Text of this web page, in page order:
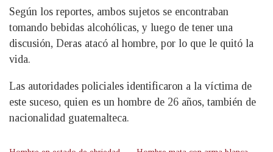
Según los reportes, ambos sujetos se encontraban
tomando bebidas alcohólicas, y luego de tener una
discusión, Deras atacó al hombre, por lo que le quitó la
vida.
Las autoridades policiales identificaron a la víctima de
este suceso, quien es un hombre de 26 años, también de
nacionalidad guatemalteca.